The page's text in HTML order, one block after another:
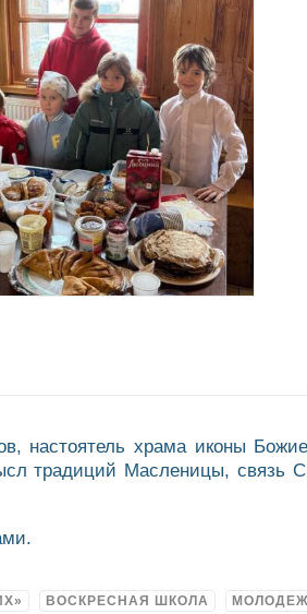
настоятель храма иконы
традиций Масленицы, связь
ВОСКРЕСНАЯ ШКОЛА